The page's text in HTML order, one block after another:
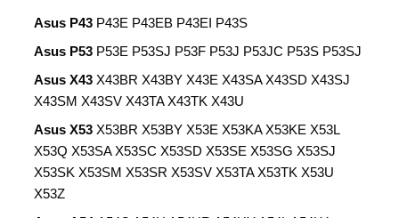
Asus P43 P43E P43EB P43EI P43S
Asus P53 P53E P53SJ P53F P53J P53JC P53S P53SJ
Asus X43 X43BR X43BY X43E X43SA X43SD X43SJ
X43SM X43SV X43TA X43TK X43U
Asus X53 X53BR X53BY X53E X53KA X53KE X53L
X53Q X53SA X53SC X53SD X53SE X53SG X53SJ
X53SK X53SM X53SR X53SV X53TA X53TK X53U
X53Z